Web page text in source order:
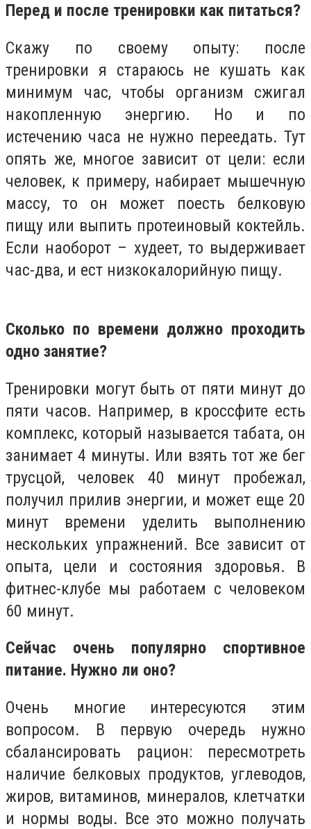
Перед и после тренировки как питаться?
Скажу по своему опыту: после
тренировки я стараюсь не кушать как
минимум час, чтобы организм сжигал
накопленную энергию. Но и по
истечению часа не нужно переедать. Тут
опять же, многое зависит от цели: если
человек, к примеру, набирает мышечную
массу, то он может поесть белковую
пищу или выпить протеиновый коктейль.
Если наоборот – худеет, то выдерживает
час-два, и ест низкокалорийную пищу.
Сколько по времени должно проходить
одно занятие?
Тренировки могут быть от пяти минут до
пяти часов. Например, в кроссфите есть
комплекс, который называется табата, он
занимает 4 минуты. Или взять тот же бег
трусцой, человек 40 минут пробежал,
получил прилив энергии, и может еще 20
минут времени уделить выполнению
нескольких упражнений. Все зависит от
опыта, цели и состояния здоровья. В
фитнес-клубе мы работаем с человеком
60 минут.
Сейчас очень популярно спортивное
питание. Нужно ли оно?
Очень многие интересуются этим
вопросом. В первую очередь нужно
сбалансировать рацион: пересмотреть
наличие белковых продуктов, углеводов,
жиров, витаминов, минералов, клетчатки
и нормы воды. Все это можно получать